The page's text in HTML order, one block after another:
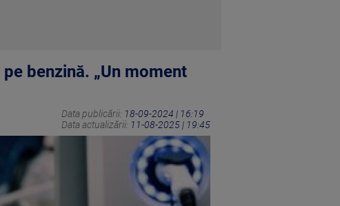
benzină. „Un moment
Data publicării: 18-09-2024 | 16:19
Data actualizării: 11-08-2025 | 19:45